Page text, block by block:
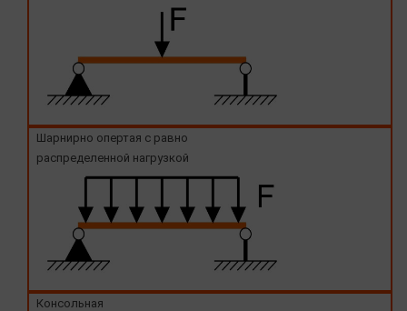
Шарнирно опертая с равно
распределенной нагрузкой
Консольная